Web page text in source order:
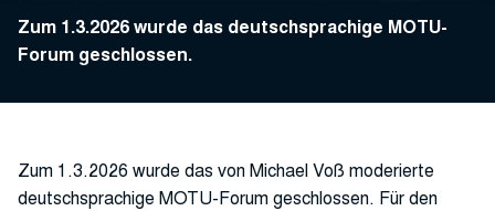
Zum 1.3.2026 wurde das deutschsprachige MOTU-
Forum geschlossen.
Zum 1.3.2026 wurde das von Michael Voß moderierte
deutschsprachige MOTU-Forum geschlossen. Für den